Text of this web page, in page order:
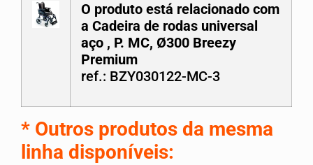
O produto está relacionado com
a Cadeira de rodas universal
aço , P. MC, Ø300 Breezy
Premium
ref.: BZY030122-MC-3
* Outros produtos da mesma
linha disponíveis: